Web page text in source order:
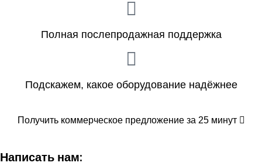
Полная послепродажная поддержка
Подскажем, какое оборудование надёжнее
Получить коммерческое предложение за 25 минут
Написать нам: